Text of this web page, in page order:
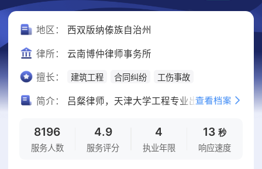
地区： 西双版纳傣族自治州
律所： 云南博仲律师事务所
擅长： 建筑工程 合同纠纷 工伤事故
简介： 吕粲律师，天津大学工程专业出身，持有工程中级职称，是复合型建工专业律师。现任西双版纳州法律咨询专家库成员、行政执法社会监督员，深耕房产、建工、土地领域二十余年。 精通施工规范、工程质量鉴定及本地司法裁判规则，擅长建设工程合同、工程款结算、工程质量、项目风控案件，同时处理宅基地地界、土地流转、权属、征地补偿各类土地纠纷。凭借工程技术叠加法律实务的双重优势，为企业及个人提供务实的维权方案。
8196
服务人数
4.9
服务评分
4
执业年限
13 秒
响应速度